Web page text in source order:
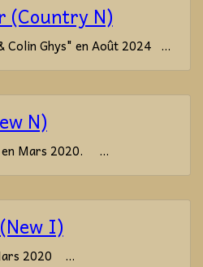
(Country N)
Colin Ghys" en Août 2024 ...
N)
en Mars 2020. ...
I)
2020 ...